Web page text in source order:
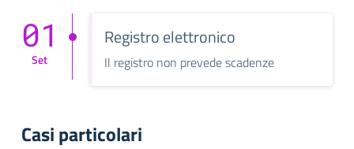
01
Set
Registro elettronico
Il registro non prevede scadenze
Casi particolari